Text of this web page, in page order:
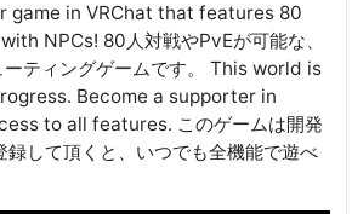
game in VRChat that features 80
NPCsǃ 80人対戦やPvEが可能な、
ティングゲームです。 This world is
Become a supporter in
to all features․ このゲームは開発
して頂くと、いつでも全機能で遊べ